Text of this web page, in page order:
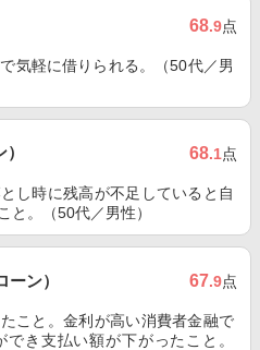
68.9点
気軽に借りられる。（50代／男
68.1点
し時に残高が不足していると自
と。（50代／男性）
ン） 67.9点
こと。金利が高い消費者金融で
き支払い額が下がったこと。